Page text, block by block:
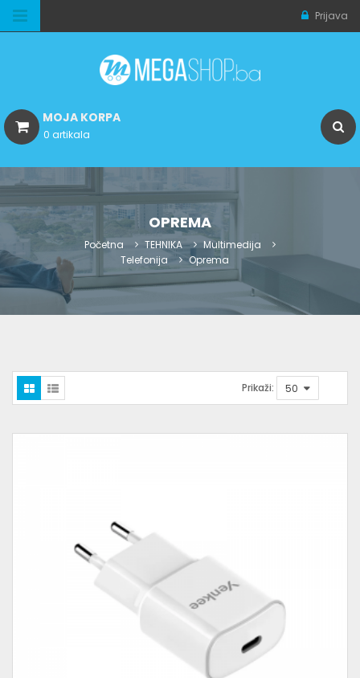
Prijava
MOJA KORPA
0 artikala
OPREMA
Početna TEHNIKA
Multimedija
Telefonija
Oprema
Prikaži: